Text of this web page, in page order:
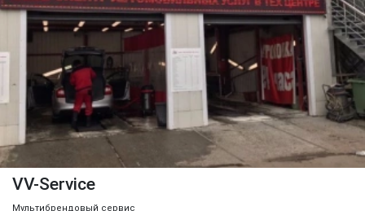
VV-Service
Мультибрендовый сервис